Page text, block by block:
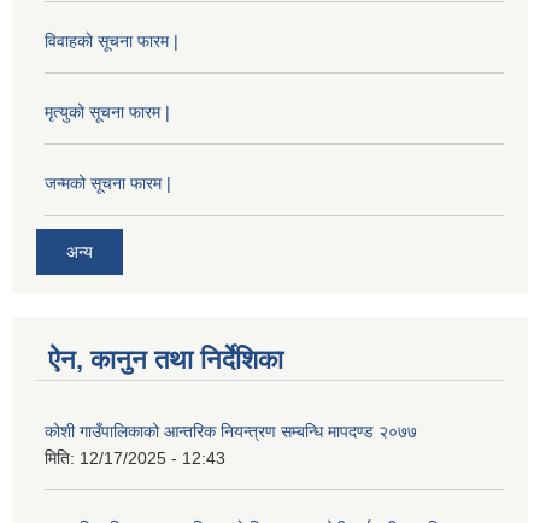
विवाहको सूचना फारम |
मृत्युको सूचना फारम |
जन्मको सूचना फारम |
अन्य
ऐन, कानुन तथा निर्देशिका
कोशी गाउँपालिकाको आन्तरिक नियन्त्रण सम्बन्धि मापदण्ड २०७७
मिति: 12/17/2025 - 12:43